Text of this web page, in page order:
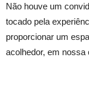
Não houve um
tocado pela
proporcionar um
acolhedor, em nossa